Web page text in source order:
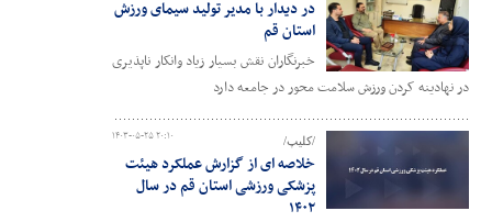
در دیدار با مدیر تولید سیمای ورزش
استان قم
خبرنگاران نقش بسیار زیاد وانکار ناپذیری
در نهادینه کردن ورزش سلامت محور در جامعه دارد
۱۴۰۳-۰۵-۲۵ ۲۰:۱۰ /کلیپ/
خلاصه ای از گزارش عملکرد هیئت
پزشکی ورزشی استان قم در سال
۱۴۰۲